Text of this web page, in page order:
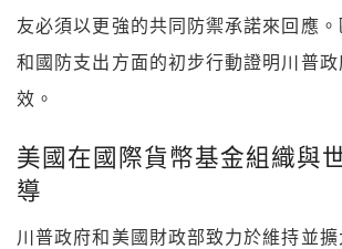
友必須以更強的共同防禦承諾來回應
和國防支出方面的初步行動證明川普
效。
美國在國際貨幣基金組織與
導
川普政府和美國財政部致力於維持並